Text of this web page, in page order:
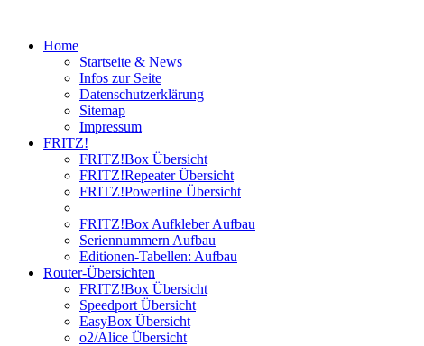
Home
Startseite & News
Infos zur Seite
Datenschutzerklärung
Sitemap
Impressum
FRITZ!
FRITZ!Box Übersicht
FRITZ!Repeater Übersicht
FRITZ!Powerline Übersicht
FRITZ!Box Aufkleber Aufbau
Seriennummern Aufbau
Editionen-Tabellen: Aufbau
Router-Übersichten
FRITZ!Box Übersicht
Speedport Übersicht
EasyBox Übersicht
o2/Alice Übersicht